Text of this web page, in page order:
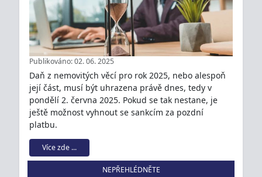
Publikováno: 02. 06. 2025
Daň z nemovitých věcí pro rok 2025, nebo alespoň
její část, musí být uhrazena právě dnes, tedy v
pondělí 2. června 2025. Pokud se tak nestane, je
ještě možnost vyhnout se sankcím za pozdní
platbu.
Více zde ...
NEPŘEHLÉDNĚTE